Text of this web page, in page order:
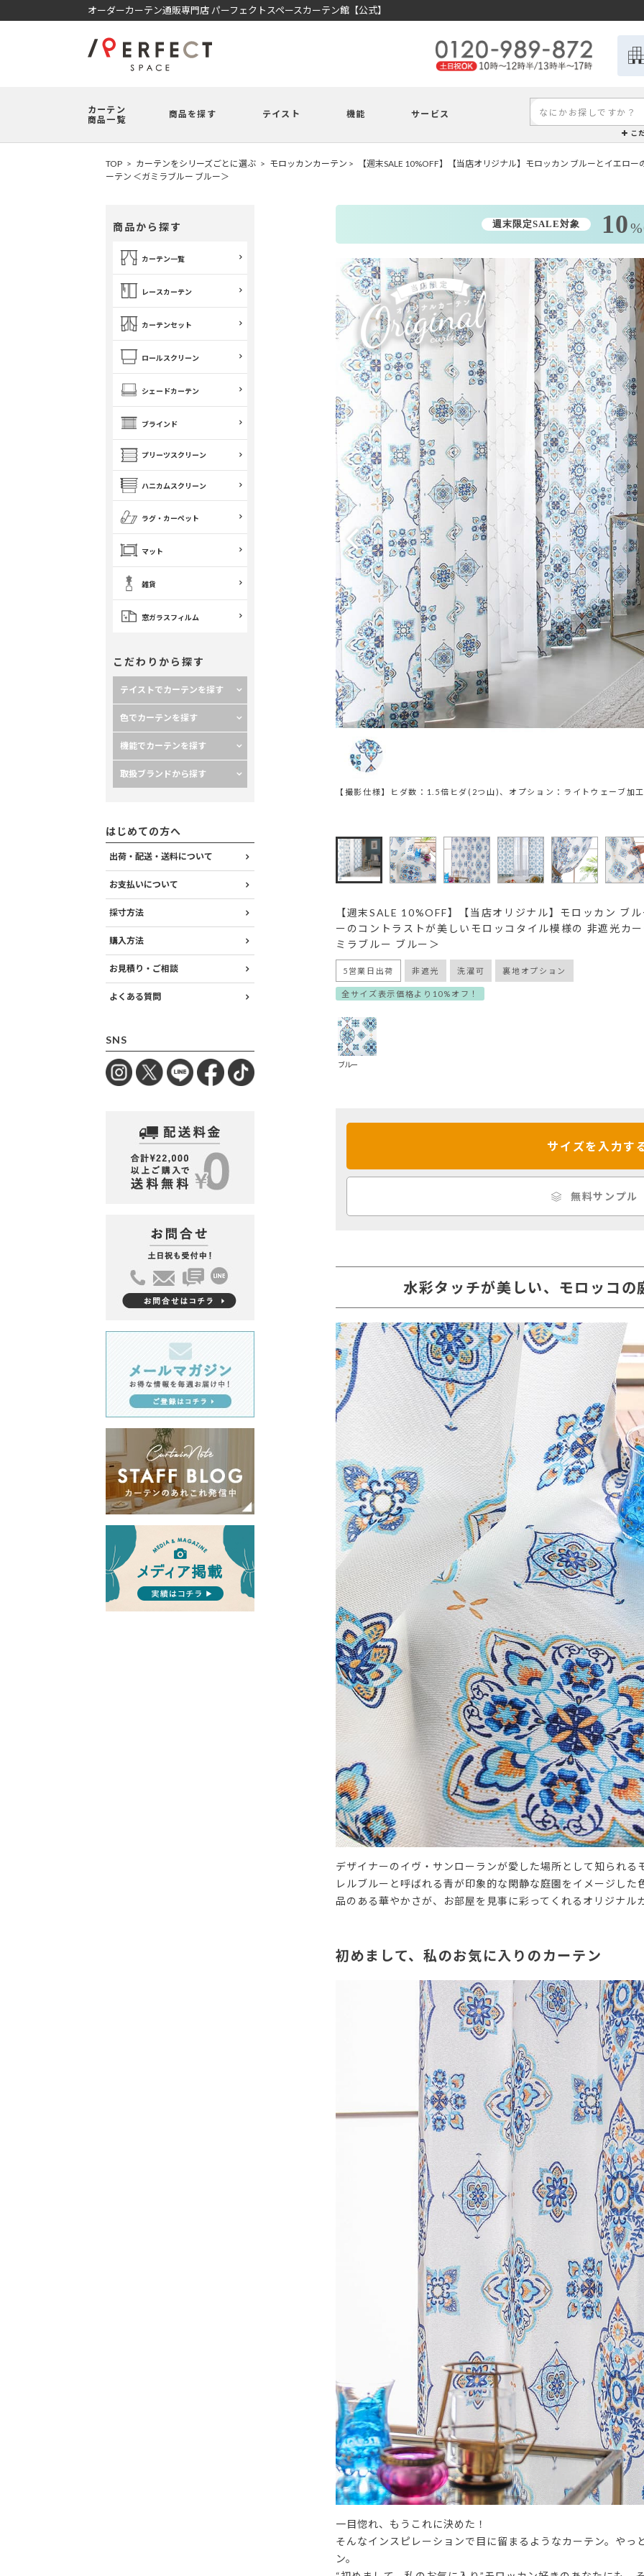
オーダーカーテン通販専門店 パーフェクトスペースカーテン館【公式】
カーテン
商品一覧
商品を探す テイスト 機能 サービス
こ
TOP カーテンをシリーズごとに選ぶ モロッカンカーテン
【週末SALE 10%OFF】【当店オリジナル】モロッカン ブルーとイエロ
ーテン ＜ガミラブルー ブルー＞
商品から探す
カーテン一覧
レースカーテン
カーテンセット
ロールスクリーン
シェードカーテン
ブラインド
プリーツスクリーン
ハニカムスクリーン
ラグ・カーペット
マット
雑貨
窓ガラスフィルム
こだわりから探す
テイストでカーテンを探す
色でカーテンを探す
機能でカーテンを探す
取扱ブランドから探す
はじめての方へ
出荷・配送・送料について
お支払いについて
採寸方法
購入方法
お見積り・ご相談
よくある質問
SNS
週末限定SALE対象 10
【撮影仕様】ヒダ数：1.5倍ヒダ(2つ山)、オプション：ライトウェーブ加工
【週末SALE 10%OFF】【当店オリジナル】モロッカン ブル
ーのコントラストが美しいモロッコタイル模様の 非遮光カ
ミラブルー ブルー＞
5営業日出荷 非遮光 洗濯可 裏地オプション
全サイズ表示価格より10%オフ！
ブルー
サイズを入力す
無料サンプル
水彩タッチが美しい、モロッコの
デザイナーのイヴ・サンローランが愛した場所として知られる
レルブルーと呼ばれる青が印象的な閑静な庭園をイメージした
品のある華やかさが、お部屋を見事に彩ってくれるオリジナル
初めまして、私のお気に入りのカーテン
一目惚れ、もうこれに決めた！
そんなインスピレーションで目に留まるようなカーテン。やっ
ン。